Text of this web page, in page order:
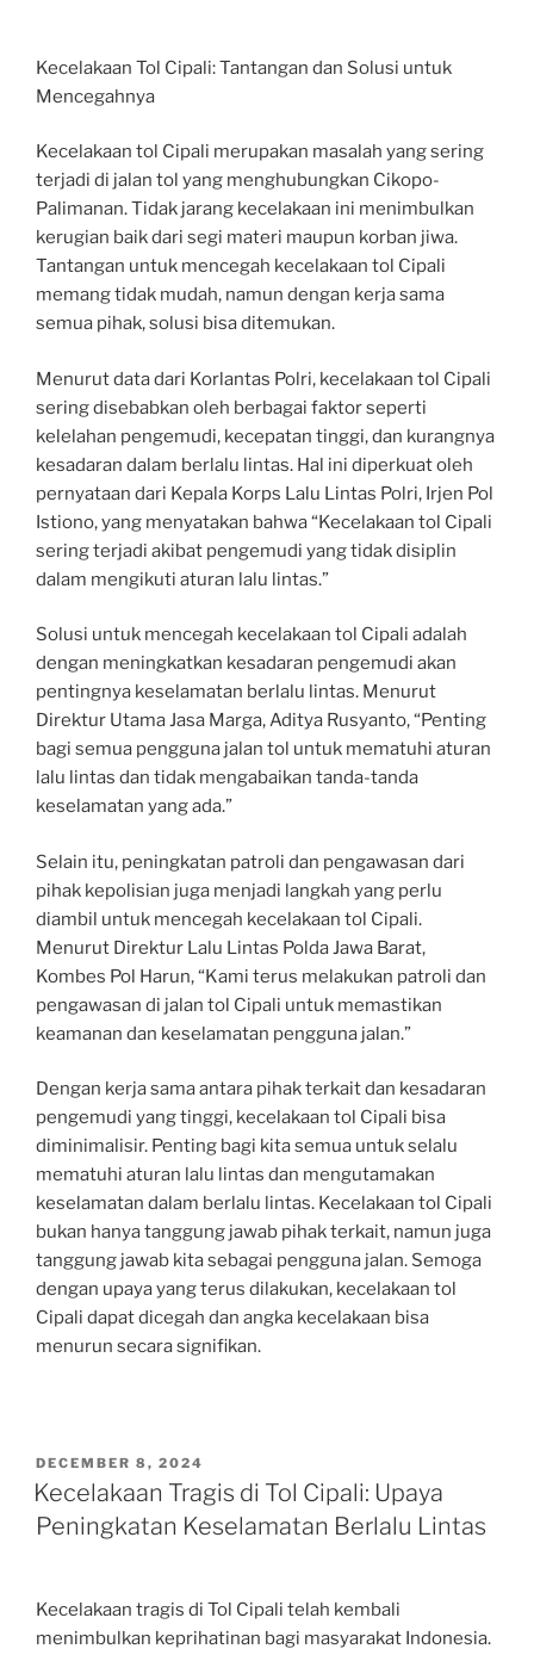
Kecelakaan Tol Cipali: Tantangan dan Solusi untuk
Mencegahnya
Kecelakaan tol Cipali merupakan masalah yang sering
terjadi di jalan tol yang menghubungkan Cikopo-
Palimanan. Tidak jarang kecelakaan ini menimbulkan
kerugian baik dari segi materi maupun korban jiwa.
Tantangan untuk mencegah kecelakaan tol Cipali
memang tidak mudah, namun dengan kerja sama
semua pihak, solusi bisa ditemukan.
Menurut data dari Korlantas Polri, kecelakaan tol Cipali
sering disebabkan oleh berbagai faktor seperti
kelelahan pengemudi, kecepatan tinggi, dan kurangnya
kesadaran dalam berlalu lintas. Hal ini diperkuat oleh
pernyataan dari Kepala Korps Lalu Lintas Polri, Irjen Pol
Istiono, yang menyatakan bahwa “Kecelakaan tol Cipali
sering terjadi akibat pengemudi yang tidak disiplin
dalam mengikuti aturan lalu lintas.”
Solusi untuk mencegah kecelakaan tol Cipali adalah
dengan meningkatkan kesadaran pengemudi akan
pentingnya keselamatan berlalu lintas. Menurut
Direktur Utama Jasa Marga, Aditya Rusyanto, “Penting
bagi semua pengguna jalan tol untuk mematuhi aturan
lalu lintas dan tidak mengabaikan tanda-tanda
keselamatan yang ada.”
Selain itu, peningkatan patroli dan pengawasan dari
pihak kepolisian juga menjadi langkah yang perlu
diambil untuk mencegah kecelakaan tol Cipali.
Menurut Direktur Lalu Lintas Polda Jawa Barat,
Kombes Pol Harun, “Kami terus melakukan patroli dan
pengawasan di jalan tol Cipali untuk memastikan
keamanan dan keselamatan pengguna jalan.”
Dengan kerja sama antara pihak terkait dan kesadaran
pengemudi yang tinggi, kecelakaan tol Cipali bisa
diminimalisir. Penting bagi kita semua untuk selalu
mematuhi aturan lalu lintas dan mengutamakan
keselamatan dalam berlalu lintas. Kecelakaan tol Cipali
bukan hanya tanggung jawab pihak terkait, namun juga
tanggung jawab kita sebagai pengguna jalan. Semoga
dengan upaya yang terus dilakukan, kecelakaan tol
Cipali dapat dicegah dan angka kecelakaan bisa
menurun secara signifikan.
POSTED
ON
DECEMBER 8, 2024
Kecelakaan Tragis di Tol Cipali: Upaya
Peningkatan Keselamatan Berlalu Lintas
Kecelakaan tragis di Tol Cipali telah kembali
menimbulkan keprihatinan bagi masyarakat Indonesia.